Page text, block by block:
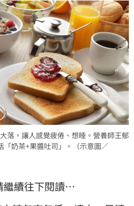
落，讓人感覺疲倦、想睡。營養師王郁
「奶茶+果醬吐司」。（示意圖／
繼續往下閱讀…